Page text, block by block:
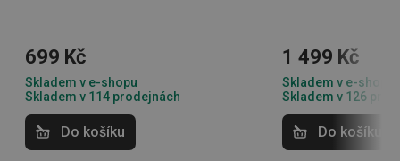
699 Kč
Skladem v e-shopu
Skladem v 114 prodejnách
Do košíku
1 499 Kč
Skladem v e-shopu
Skladem v 126
Do košíku